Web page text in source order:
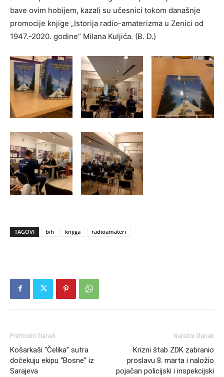
bave ovim hobijem, kazali su učesnici tokom današnje
promocije knjige „Istorija radio-amaterizma u Zenici od
1947.-2020. godine“ Milana Kuljića. (B. D.)
TAGOVI bih knjiga radioamateri
Prethodni članak
Košarkaši “Čelika” sutra
dočekuju ekipu “Bosne” iz
Sarajeva
Naredni članak
Krizni štab ZDK zabranio
proslavu 8. marta i naložio
pojačan policijski i inspekcijski